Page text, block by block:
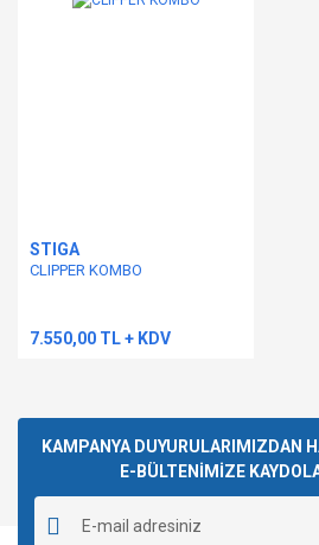
STIGA
CLIPPER KOMBO
7.550,00 TL + KDV
KAMPANYA DUYURULARIMIZDAN
E-BÜLTENİMİZE